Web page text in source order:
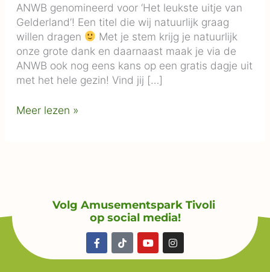
ANWB genomineerd voor ‘Het leukste uitje van
Gelderland’! Een titel die wij natuurlijk graag
willen dragen
Met je stem krijg je natuurlijk
onze grote dank en daarnaast maak je via de
ANWB ook nog eens kans op een gratis dagje uit
met het hele gezin! Vind jij […]
Meer lezen »
Volg Amusementspark Tivoli
op social media!
F
a
c
T
i
k
Y
o
u
I
n
s